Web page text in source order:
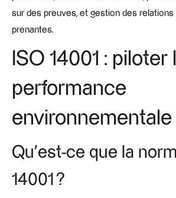
sur des preuves, et gestion des
prenantes.
ISO 14001 : piloter
performance
environnementale
Qu’est-ce que la
14001 ?